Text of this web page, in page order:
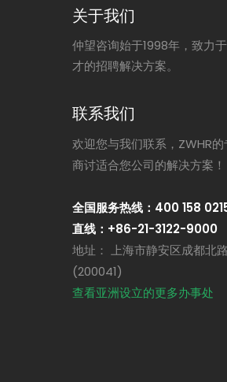
关于我们
仲望咨询始于1998年，致力
才的招聘解决方案。
联系我们
欢迎您与我们联系，ZWHR
商讨适合您公司的解决方案！
全国服务热线：400 158
直线：+86-21-3122-9000
地址： 上海市静安区成都北
(200041)
查看亚洲设立的更多办事处